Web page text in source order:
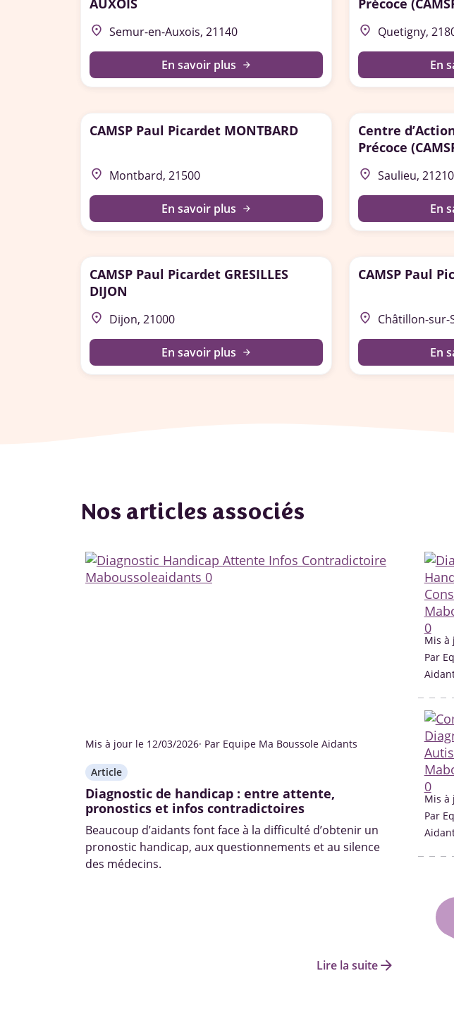
AUXOIS
place Semur-en-Auxois, 21140
En savoir plus arrow_forward
Précoce
Quetigny
place Quetigny,
En
CAMSP Paul Picardet MONTBARD
place Montbard, 21500
En savoir plus arrow_forward
Centre
Précoce
Saulieu
place Saulieu, 21210
En
CAMSP Paul Picardet GRESILLES
DIJON
place Dijon, 21000
En savoir plus arrow_forward
CAMSP Paul
place Châtillon-sur-
En
Nos articles associés
Mis à jour le 12/03/2026· Par Equipe Ma Boussole Aidants
Article
Diagnostic de handicap : entre attente,
pronostics et infos contradictoires
Beaucoup d’aidants font face à la difficulté d’obtenir un
pronostic handicap, aux questionnements et au silence
des médecins.
Lire la suitearrow_forward
Mis à
Par
Mis à
Par